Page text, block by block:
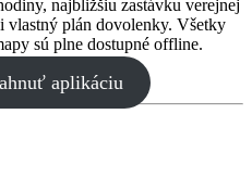
najbližšiu zastávku verejnej
plán dovolenky. Všetky
sú plne dostupné offline.
aplikáciu